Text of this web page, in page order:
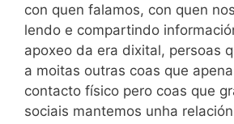
con quen falamos, con quen
lendo e compartindo
apoxeo da era dixital, persoas
a moitas outras coas que
contacto físico pero coas que
sociais mantemos unha